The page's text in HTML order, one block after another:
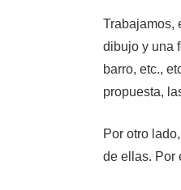
Trabajamos,
dibujo y una
barro, etc.,
propuesta,
Por otro
de ellas. Por